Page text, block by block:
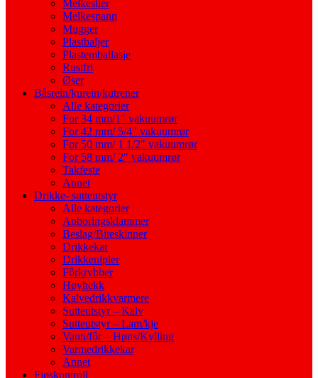
Melkesiler
Melkespann
Mugger
Plastbaljer
Plastemballasje
Rustfri
Øser
Båsrein/kurein/kutrener
Alle kategorier
For 34 mm/1″ vakuumrør
For 42 mm/ 5/4″ vakuumrør
For 50 mm/ 1 1/2″ vakuumrør
For 58 mm/ 2″ vakuumrør
Takfeste
Annet
Drikke- sutteutstyr
Alle kategorier
Anboringsklammer
Beslag/Biteskinner
Drikkekar
Drikkenipler
Fôrkrybber
Høyhekk
Kalvedrikkvarmere
Sutteutstyr – Kalv
Sutteutstyr – Lam/kje
Vann/fôr – Høns/Kylling
Varmedrikkekar
Annet
Fjøskontroll